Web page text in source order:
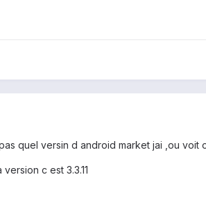
quel versin d android market jai ,ou
c est 3.3.11